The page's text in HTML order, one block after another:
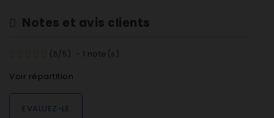
Notes et avis clients
( 5/5) - 1 note(s)
Voir répartition
EVALUEZ-LE